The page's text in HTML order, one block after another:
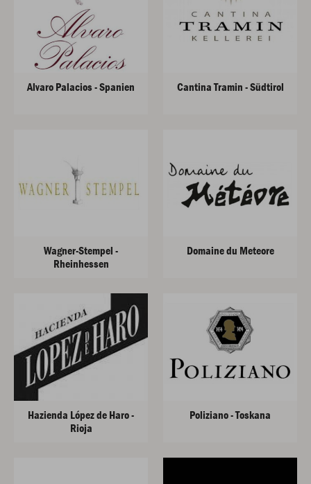
Alvaro Palacios - Spanien Cantina Tramin - Südtirol
Wagner-Stempel -
Rheinhessen
Domaine du Meteore
Hazienda López de Haro -
Rioja
Poliziano - Toskana